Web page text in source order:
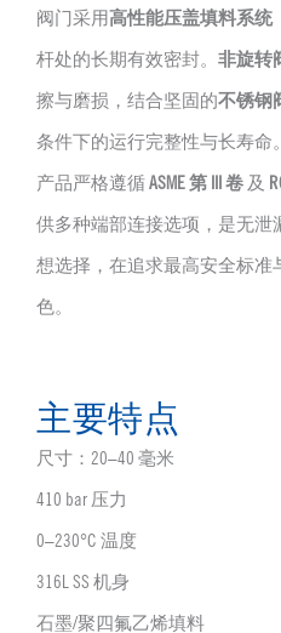
阀门采用高性能压盖填料系统
杆处的长期有效密封。 非旋转
擦与磨损，结合坚固的不锈钢
条件下的运行完整性与长寿命。
产品严格遵循ASME 第 III 卷及
供多种端部连接选项，是无泄
想选择，在追求最高安全标准
色。
主要特点
尺寸：20–40 毫米
410 bar 压力
0–230°C 温度
316L SS 机身
石墨/聚四氟乙烯填料